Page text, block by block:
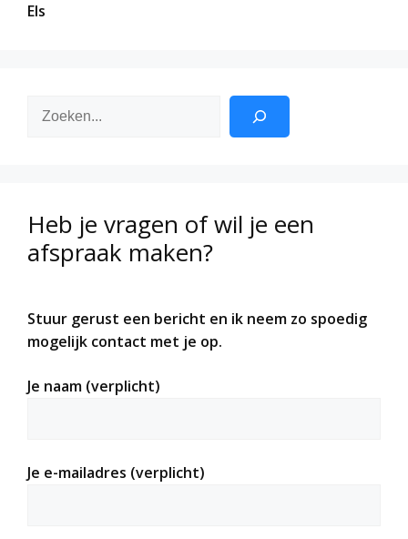
Els
Zoeken
Heb je vragen of wil je een
afspraak maken?
Stuur gerust een bericht en ik neem zo spoedig
mogelijk contact met je op.
Je naam (verplicht)
Je e-mailadres (verplicht)